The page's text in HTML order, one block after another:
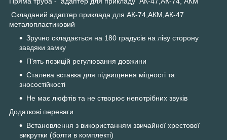
Складаний адаптер приклада для АК-74,АКМ,АК-47
металопластиковий
Зручно складається на 180 градусів на ліву сторону
завдяки замку
П'ять позицій регулювання довжини
Сталева вставка для підвищення міцності та
зносостійкості
Не має люфтів та не створює непотрібних звуків
Додаткові переваги
Встановлення з використанням звичайної хрестової
викрутки (болти в комплекті)